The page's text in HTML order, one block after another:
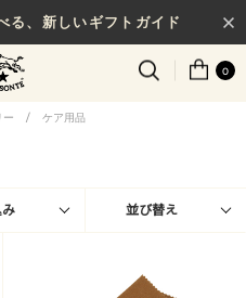
る、新しいギフトガイド
0
ー / ケア用品
並び替え